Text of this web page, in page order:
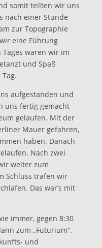
somit teilten wir uns
nach einer Stunde
zur Topographie
eine Führung
waren wir im
und Spaß
aufgestanden und
uns fertig gemacht
gelaufen. Mit der
Mauer gefahren,
haben. Danach
Nach zwei
weiter zum
Schluss trafen wir
Das war’s mit
immer, gegen 8:30
zum „Futurium“.
und